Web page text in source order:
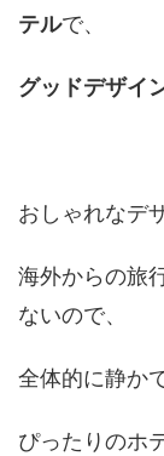
テルで、
グッドデザイ
おしゃれなデ
海外からの旅
ないので、
全体的に静かで
ぴったりのホ